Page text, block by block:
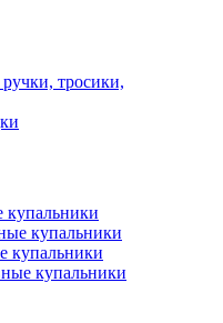
тросики,
купальники
купальники
купальники
купальники